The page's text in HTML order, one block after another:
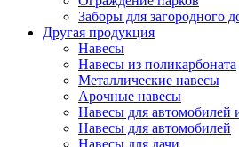
Заборы для загородного
Другая продукция
Навесы
Навесы из поликарбоната
Металлические навесы
Арочные навесы
Навесы для автомобилей
Навесы для автомобилей
Навесы для дачи